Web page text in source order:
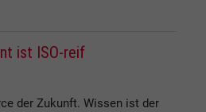
ist ISO-reif
der Zukunft. Wissen ist der